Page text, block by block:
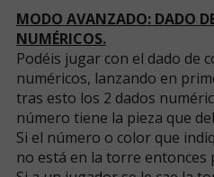
MODO AVANZADO: DADO
NUMÉRICOS.
Podéis jugar con el dado de
numéricos, lanzando en
tras esto los 2 dados
número tiene la pieza que
Si el número o color que
no está en la torre entonces